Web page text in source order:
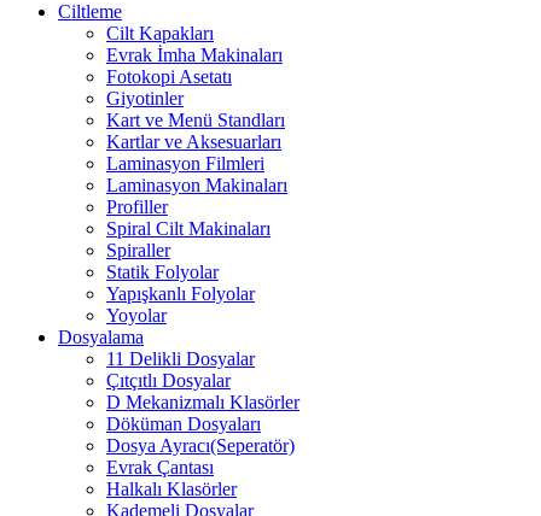
Ciltleme
Cilt Kapakları
Evrak İmha Makinaları
Fotokopi Asetatı
Giyotinler
Kart ve Menü Standları
Kartlar ve Aksesuarları
Laminasyon Filmleri
Laminasyon Makinaları
Profiller
Spiral Cilt Makinaları
Spiraller
Statik Folyolar
Yapışkanlı Folyolar
Yoyolar
Dosyalama
11 Delikli Dosyalar
Çıtçıtlı Dosyalar
D Mekanizmalı Klasörler
Döküman Dosyaları
Dosya Ayracı(Seperatör)
Evrak Çantası
Halkalı Klasörler
Kademeli Dosyalar